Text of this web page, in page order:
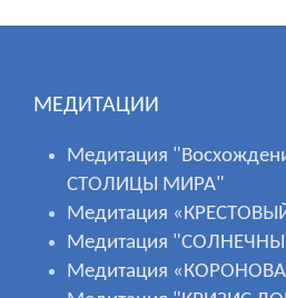
МЕДИТАЦИИ
Медитация
СТОЛИЦЫ МИРА"
Медитация
Медитация
Медитация